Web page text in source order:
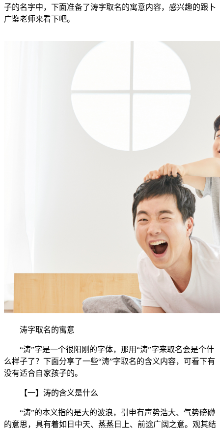
子的名字中，下面准备了涛字取名的寓意内容，感兴趣的跟卜
广鉴老师来看下吧。
涛字取名的寓意
“涛”字是一个很阳刚的字体，那用“涛”字来取名会是个什
么样子了？下面分享了一些“涛”字取名的含义内容，可看下有
没有适合自家孩子的。
【一】涛的含义是什么
“涛”的本义指的是大的波浪，引申有声势浩大、气势磅礴
的意思，具有着如日中天、蒸蒸日上、前途广阔之意。观其结